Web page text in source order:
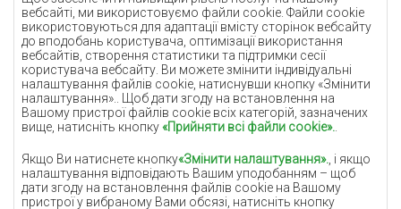
вебсайті, ми використовуємо файли cookie. Файли cookie
використовуються для адаптації вмісту сторінок вебсайту
до вподобань користувача, оптимізації використання
вебсайтів, створення статистики та підтримки сесії
користувача вебсайту. Ви можете змінити індивідуальні
налаштування файлів cookie, натиснувши кнопку «Змінити
налаштування».. Щоб дати згоду на встановлення на
Вашому пристрої файлів cookie всіх категорій, зазначених
вище, натисніть кнопку«Прийняти всі файли cookie».
Якщо Ви натиснете кнопку«Змінити налаштування». , і якщо
налаштування відповідають Вашим уподобанням – щоб
дати згоду на встановлення файлів cookie на Вашому
пристрої у вибраному Вами обсязі, натисніть кнопку
Бузкові килими
Жовті килими
М'ятні килими
Блакитні килими
Помаранчеві килими
Сірі покриття
Теракотові покриття